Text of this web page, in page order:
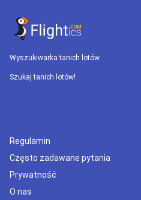
Wyszukiwarka tanich lotów
Szukaj tanich lotów!
Regulamin
Często zadawane pytania
Prywatność
O nas